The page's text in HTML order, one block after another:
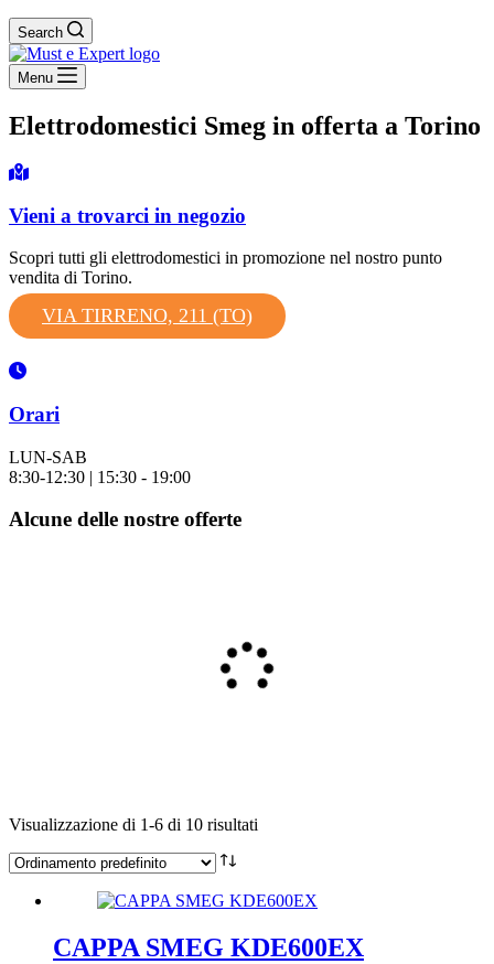
Search
Menu
Elettrodomestici Smeg in offerta a Torino
Vieni a trovarci in negozio
Scopri tutti gli elettrodomestici in promozione nel nostro punto
vendita di Torino.
VIA TIRRENO, 211 (TO)
Orari
LUN-SAB
8:30-12:30 | 15:30 - 19:00
Alcune delle nostre offerte
Visualizzazione di 1-6 di 10 risultati
CAPPA SMEG KDE600EX